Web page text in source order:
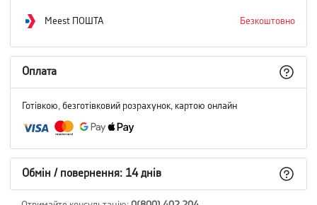
Meest ПОШТА Безкоштовно
Оплата
Готівкою, безготівковий розрахунок, картою онлайн
Обмін / повернення: 14 днів